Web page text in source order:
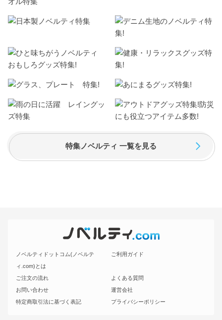
特集ノベルティ 一覧を見る
ノベルティドットコム(ノベルテ
ィ.com)とは
ご利用ガイド
ご注文の流れ
よくある質問
お問い合わせ
運営会社
特定商取引法に基づく表記
プライバシーポリシー